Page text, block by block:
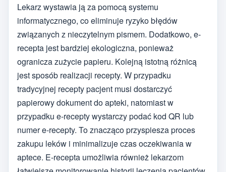
Lekarz wystawia ją za pomocą systemu
informatycznego, co eliminuje ryzyko błędów
związanych z nieczytelnym pismem. Dodatkowo, e-
recepta jest bardziej ekologiczna, ponieważ
ogranicza zużycie papieru. Kolejną istotną różnicą
jest sposób realizacji recepty. W przypadku
tradycyjnej recepty pacjent musi dostarczyć
papierowy dokument do apteki, natomiast w
przypadku e-recepty wystarczy podać kod QR lub
numer e-recepty. To znacząco przyspiesza proces
zakupu leków i minimalizuje czas oczekiwania w
aptece. E-recepta umożliwia również lekarzom